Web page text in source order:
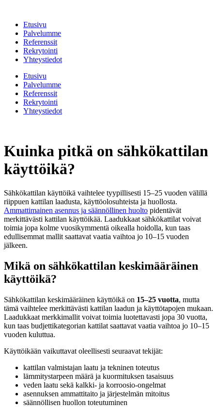
Etusivu
Palvelumme
Referenssit
Rekrytointi
Yhteystiedot
Etusivu
Palvelumme
Referenssit
Rekrytointi
Yhteystiedot
Kuinka pitkä on sähkökattilan
käyttöikä?
Sähkökattilan käyttöikä vaihtelee tyypillisesti 15–25 vuoden välillä
riippuen kattilan laadusta, käyttöolosuhteista ja huollosta.
Ammattimainen asennus ja säännöllinen huolto pidentävät
merkittävästi kattilan käyttöikää. Laadukkaat sähkökattilat voivat
toimia jopa kolme vuosikymmentä oikealla hoidolla, kun taas
edullisemmat mallit saattavat vaatia vaihtoa jo 10–15 vuoden
jälkeen.
Mikä on sähkökattilan keskimääräinen
käyttöikä?
Sähkökattilan keskimääräinen käyttöikä on 15–25 vuotta, mutta
tämä vaihtelee merkittävästi kattilan laadun ja käyttötapojen mukaan.
Laadukkaat merkkimallit voivat toimia luotettavasti jopa 30 vuotta,
kun taas budjettikategorian kattilat saattavat vaatia vaihtoa jo 10–15
vuoden kuluttua.
Käyttöikään vaikuttavat oleellisesti seuraavat tekijät:
kattilan valmistajan laatu ja tekninen toteutus
lämmitystarpeen määrä ja kuormituksen tasaisuus
veden laatu sekä kalkki- ja korroosio-ongelmat
asennuksen ammattitaito ja järjestelmän mitoitus
säännöllisen huollon toteutuminen